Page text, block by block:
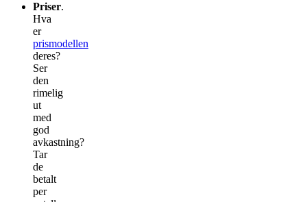
Priser.
Hva
er
prismodellen
deres?
Ser
den
rimelig
ut
med
god
avkastning?
Tar
de
betalt
per